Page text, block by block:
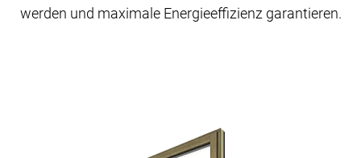
werden und maximale Energieeffizienz garantieren.